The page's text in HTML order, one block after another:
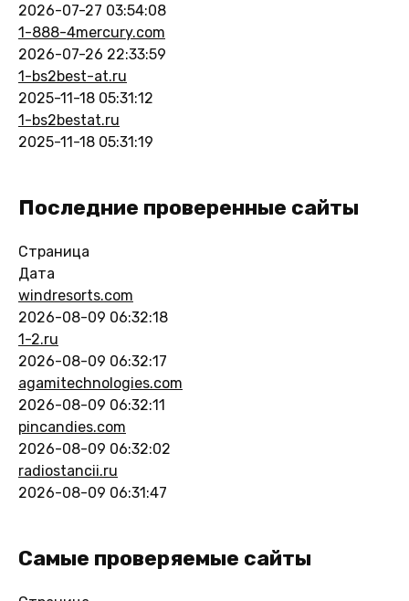
2026-07-27 03:54:08
1-888-4mercury.com
2026-07-26 22:33:59
1-bs2best-at.ru
2025-11-18 05:31:12
1-bs2bestat.ru
2025-11-18 05:31:19
Последние проверенные сайты
Страница
Дата
windresorts.com
2026-08-09 06:32:18
1-2.ru
2026-08-09 06:32:17
agamitechnologies.com
2026-08-09 06:32:11
pincandies.com
2026-08-09 06:32:02
radiostancii.ru
2026-08-09 06:31:47
Самые проверяемые сайты